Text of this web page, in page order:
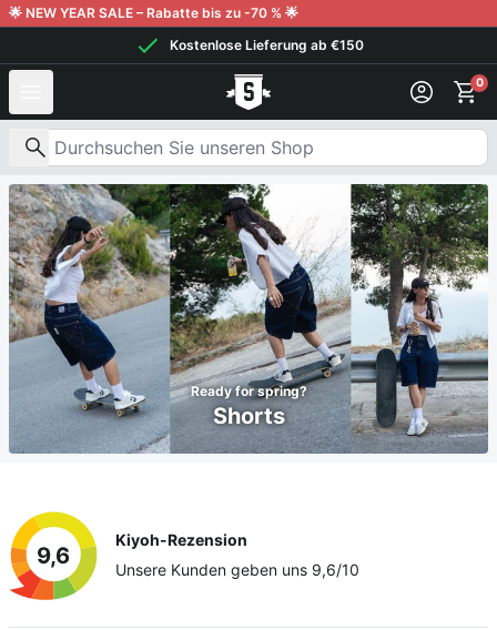
Weiter zum Inhalt
🌟 NEW YEAR SALE – Rabatte bis zu -70 % 🌟
Kostenlose Lieferung ab €150
0
Nach Produkten suchen
Ready for spring?
Shorts
9,6
Kiyoh-Rezension
Unsere Kunden geben uns 9,6/10